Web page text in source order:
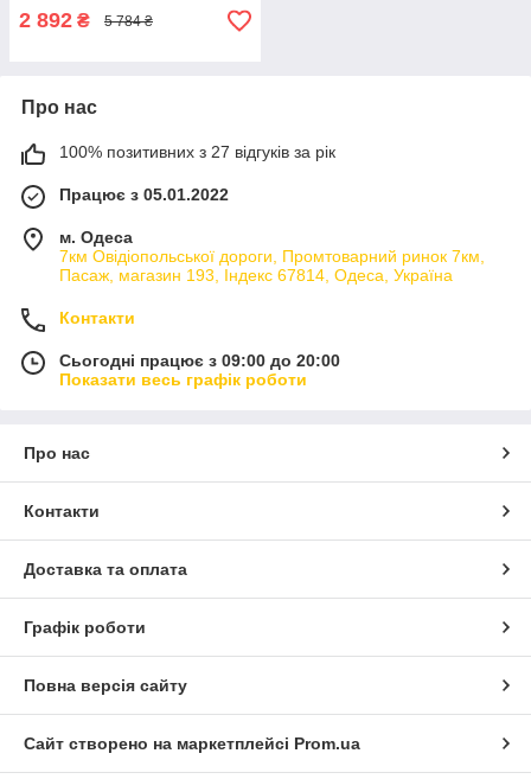
2 892 ₴ 5 784 ₴
Про нас
100% позитивних з 27 відгуків за рік
Працює з 05.01.2022
м. Одеса
7км Овідіопольської дороги, Промтоварний ринок 7км,
Пасаж, магазин 193, Індекс 67814, Одеса, Україна
Контакти
Сьогодні працює з 09:00 до 20:00
Показати весь графік роботи
Про нас
Контакти
Доставка та оплата
Графік роботи
Повна версія сайту
Сайт створено на маркетплейсі Prom.ua